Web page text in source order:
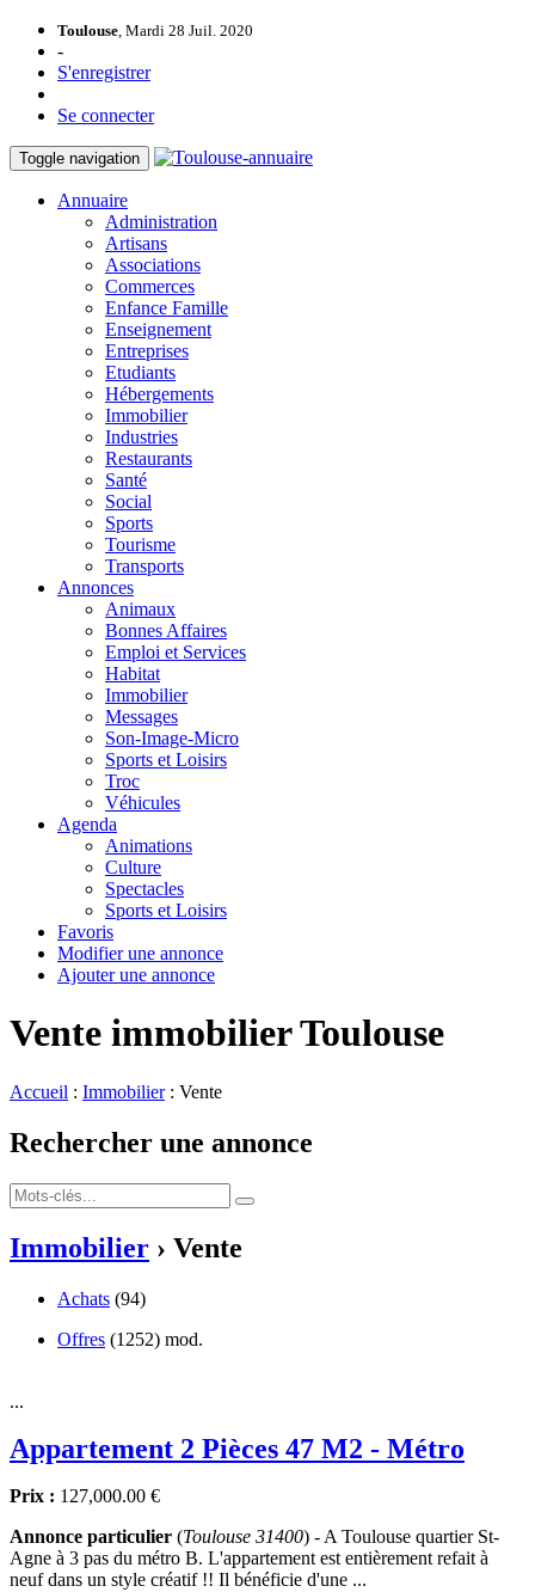
Toulouse, Mardi 28 Juil. 2020
-
S'enregistrer
Se connecter
Toggle navigation
Annuaire
Administration
Artisans
Associations
Commerces
Enfance Famille
Enseignement
Entreprises
Etudiants
Hébergements
Immobilier
Industries
Restaurants
Santé
Social
Sports
Tourisme
Transports
Annonces
Animaux
Bonnes Affaires
Emploi et Services
Habitat
Immobilier
Messages
Son-Image-Micro
Sports et Loisirs
Troc
Véhicules
Agenda
Animations
Culture
Spectacles
Sports et Loisirs
Favoris
Modifier une annonce
Ajouter une annonce
Vente immobilier Toulouse
Accueil : Immobilier: Vente
Rechercher une annonce
Immobilier › Vente
Achats (94)
Offres (1252) mod.
...
Appartement 2 Pièces 47 M2 - Métro
Prix : 127,000.00 €
Annonce particulier (Toulouse 31400) - A Toulouse quartier St-
Agne à 3 pas du métro B. L'appartement est entièrement refait à
neuf dans un style créatif !! Il bénéficie d'une ...